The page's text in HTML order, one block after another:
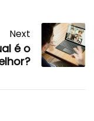
Next
é o